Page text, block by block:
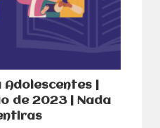
|
de 2023 | Nada